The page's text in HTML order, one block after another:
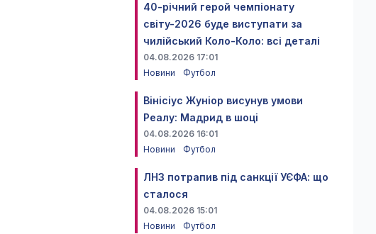
40-річний герой чемпіонату
світу-2026 буде виступати за
чилійський Коло-Коло: всі деталі
04.08.2026 17:01
Новини
Футбол
Вінісіус Жуніор висунув умови
Реалу: Мадрид в шоці
04.08.2026 16:01
Новини
Футбол
ЛНЗ потрапив під санкції УЄФА: що
сталося
04.08.2026 15:01
Новини
Футбол